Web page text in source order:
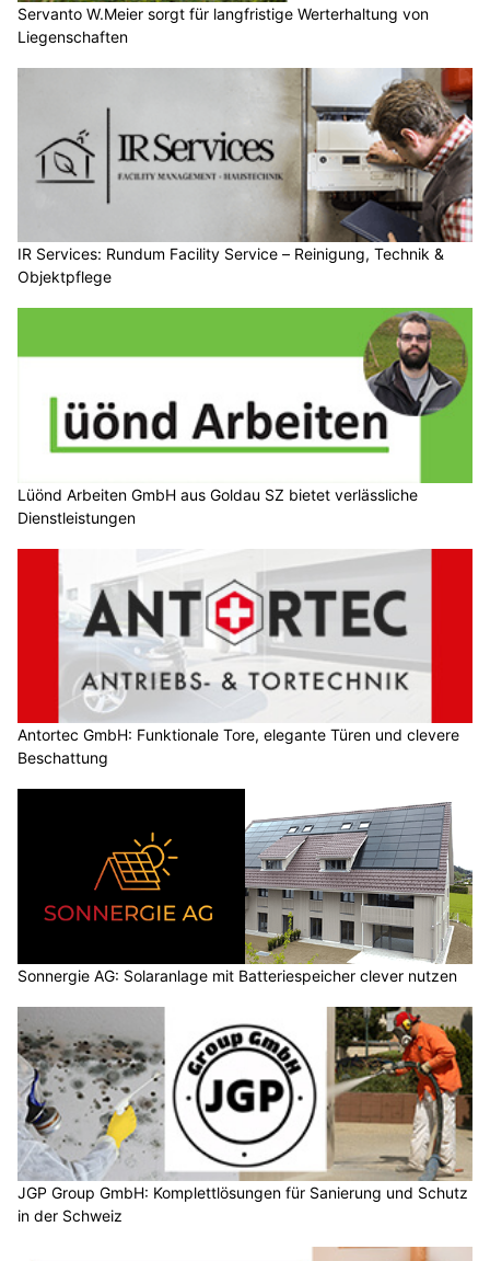
Servanto W.Meier sorgt für langfristige Werterhaltung von
Liegenschaften
IR Services: Rundum Facility Service – Reinigung, Technik &
Objektpflege
Lüönd Arbeiten GmbH aus Goldau SZ bietet verlässliche
Dienstleistungen
Antortec GmbH: Funktionale Tore, elegante Türen und clevere
Beschattung
Sonnergie AG: Solaranlage mit Batteriespeicher clever nutzen
JGP Group GmbH: Komplettlösungen für Sanierung und Schutz
in der Schweiz